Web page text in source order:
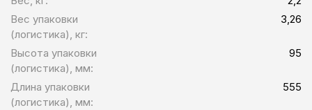
Вес упаковки
(логистика), кг:
3,26
Высота упаковки
(логистика), мм:
95
Длина упаковки
(логистика), мм:
555